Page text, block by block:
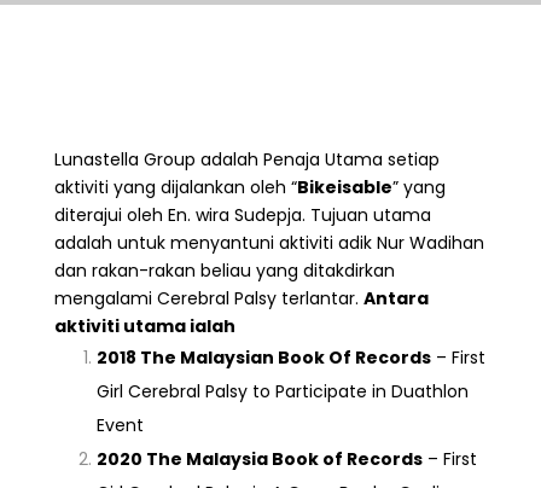
Lunastella Group adalah Penaja Utama setiap
aktiviti yang dijalankan oleh “Bikeisable” yang
diterajui oleh En. wira Sudepja. Tujuan utama
adalah untuk menyantuni aktiviti adik Nur Wadihan
dan rakan-rakan beliau yang ditakdirkan
mengalami Cerebral Palsy terlantar. Antara
aktiviti utama ialah
2018 The Malaysian Book Of Records – First
Girl Cerebral Palsy to Participate in Duathlon
Event
2020 The Malaysia Book of Records – First